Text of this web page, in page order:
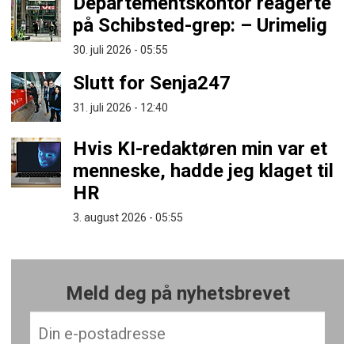
på Schibsted-grep: – Urimelig
30. juli 2026 - 05:55
Slutt for Senja247
31. juli 2026 - 12:40
Hvis KI-redaktøren min var et
menneske, hadde jeg klaget til
HR
3. august 2026 - 05:55
Meld deg på nyhetsbrevet